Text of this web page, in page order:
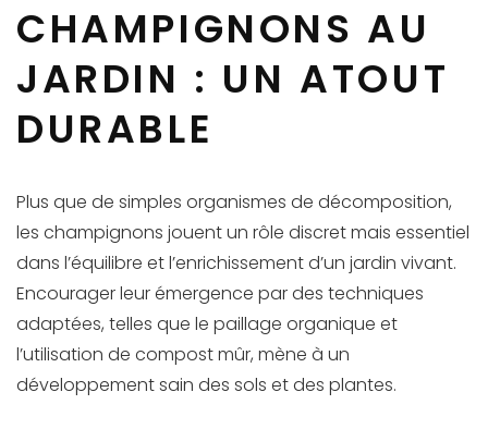
CHAMPIGNONS AU
JARDIN : UN ATOUT
DURABLE
Plus que de simples organismes de décomposition,
les champignons jouent un rôle discret mais essentiel
dans l’équilibre et l’enrichissement d’un jardin vivant.
Encourager leur émergence par des techniques
adaptées, telles que le paillage organique et
l’utilisation de compost mûr, mène à un
développement sain des sols et des plantes.